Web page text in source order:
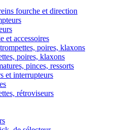
fourche et direction
et accessoires
poires, klaxons
poires, klaxons
pinces, ressorts
et interrupteurs
rétroviseurs